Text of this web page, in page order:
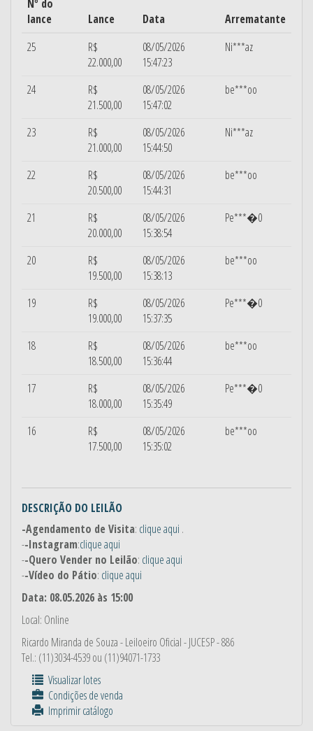
Nº do
lance
Lance Data
Arrematante
25
R$
22.000,00
08/05/2026
15:47:23
Ni***az
24
R$
21.500,00
08/05/2026
15:47:02
be***oo
23
R$
21.000,00
08/05/2026
15:44:50
Ni***az
22
R$
20.500,00
08/05/2026
15:44:31
be***oo
21
R$
20.000,00
08/05/2026
15:38:54
Pe***�0
20
R$
19.500,00
08/05/2026
15:38:13
be***oo
19
R$
19.000,00
08/05/2026
15:37:35
Pe***�0
18
R$
18.500,00
08/05/2026
15:36:44
be***oo
17
R$
18.000,00
08/05/2026
15:35:49
Pe***�0
16
R$
17.500,00
08/05/2026
15:35:02
be***oo
DESCRIÇÃO DO LEILÃO
-Agendamento de Visita: clique aqui .
--Instagram:clique aqui
--Quero Vender no Leilão: clique aqui
--Vídeo do Pátio: clique aqui
Data: 08.05.2026 às 15:00
Local: Online
Ricardo Miranda de Souza- Leiloeiro Oficial - JUCESP - 886
Tel.: (11)3034-4539 ou (11)94071-1733
Visualizar lotes
Condições de venda
Imprimir catálogo